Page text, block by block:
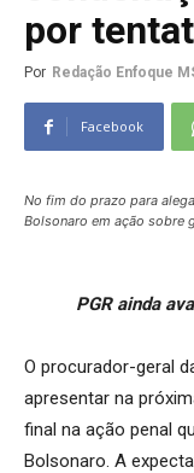
por
Por Redação Enfoque
Facebook
No fim do prazo para
Bolsonaro em ação sobre
PGR ainda
O procurador-geral
apresentar na
final na ação penal
Bolsonaro. A